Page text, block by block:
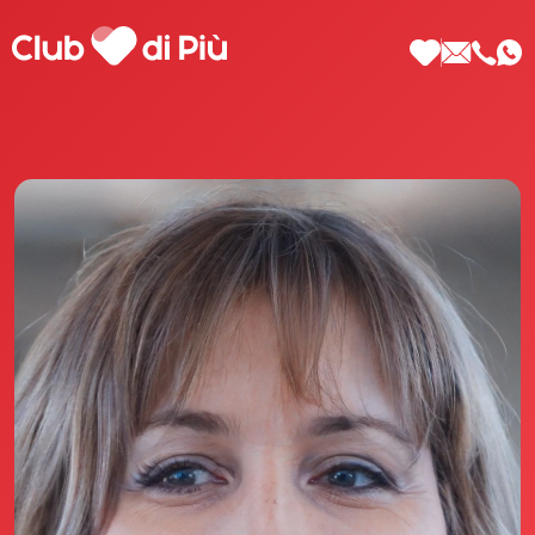
Scopri Club di Più
Le testimonianze Club di Più
La fondatrice Valeria Pilla
Annunci Donne
Agenzia matrimoniale Club di Più
Love Notebook